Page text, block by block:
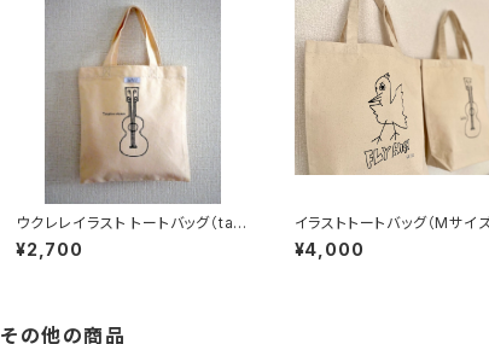
ウクレレイラスト トートバッグ（tan
oshimu utsuwa）
¥2,700
イラストトートバッグ（Mサイズ
¥4,000
その他の商品